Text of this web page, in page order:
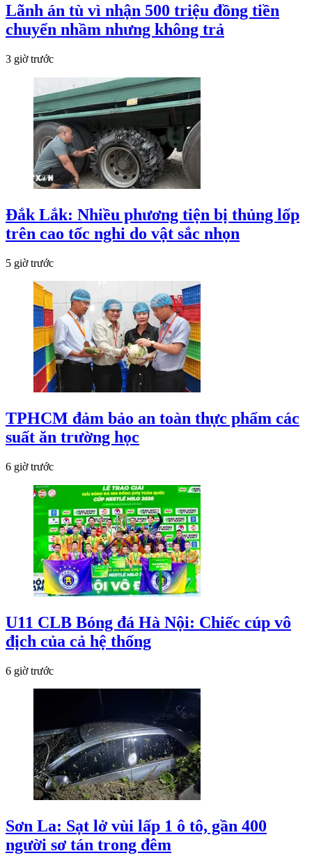
Lãnh án tù vì nhận 500 triệu đồng tiền
chuyển nhầm nhưng không trả
3 giờ trước
Đắk Lắk: Nhiều phương tiện bị thủng lốp
trên cao tốc nghi do vật sắc nhọn
5 giờ trước
TPHCM đảm bảo an toàn thực phẩm các
suất ăn trường học
6 giờ trước
U11 CLB Bóng đá Hà Nội: Chiếc cúp vô
địch của cả hệ thống
6 giờ trước
Sơn La: Sạt lở vùi lấp 1 ô tô, gần 400
người sơ tán trong đêm